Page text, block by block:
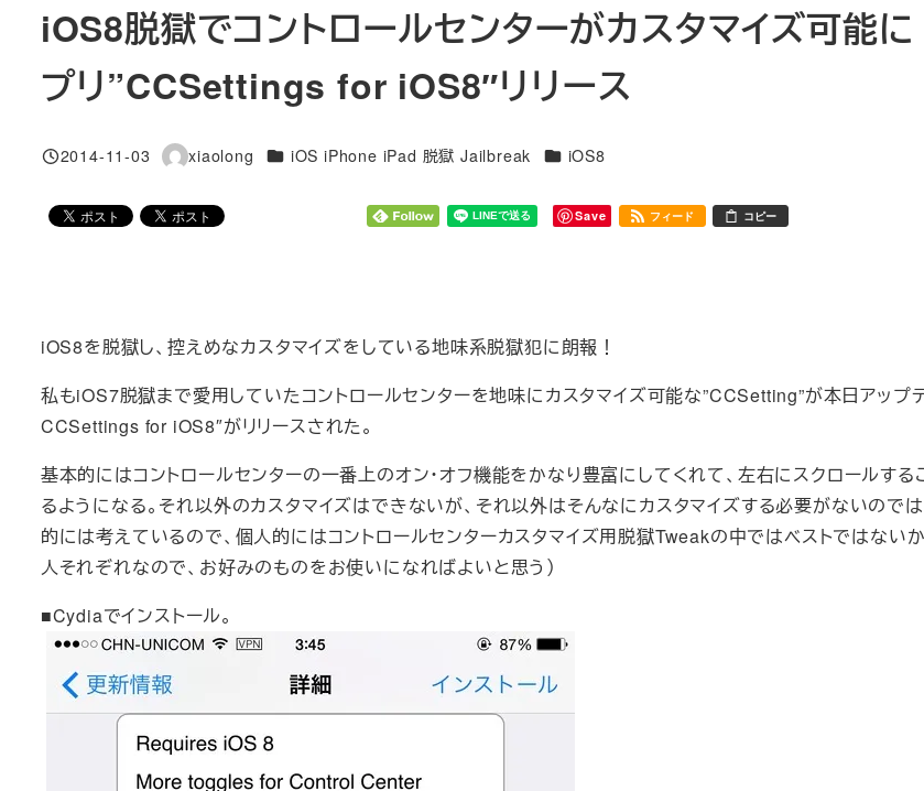
iOS8脱獄でコントロールセンターがカスタマイズ可能
プリ”CCSettings for iOS8″リリース
投稿日
2014-11-03
著
xiaolong カテゴリー
iOS iPhone iPad 脱獄 Jailbreak カテゴリー
iOS8
Save フィード コピー
iOS8を脱獄し、控えめなカスタマイズをしている地味系脱獄犯に朗報！
私もiOS7脱獄まで愛用していたコントロールセンターを地味にカスタマイズ可能な”CCSetting”が本日アップ
CCSettings for iOS8″がリリースされた。
基本的にはコントロールセンターの一番上のオン・オフ機能をかなり豊富にしてくれて、左右にスクロールする
るようになる。それ以外のカスタマイズはできないが、それ以外はそんなにカスタマイズする必要がないので
的には考えているので、個人的にはコントロールセンターカスタマイズ用脱獄Tweakの中ではベストではない
人それぞれなので、お好みのものをお使いになればよいと思う）
■Cydiaでインストール。